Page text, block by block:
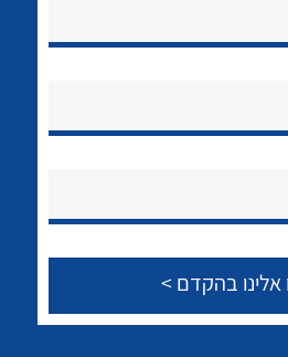
תמיכה
לכל מוצרי היצרן